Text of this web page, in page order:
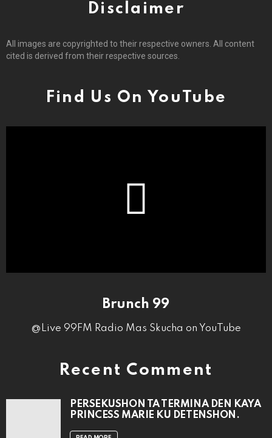
Disclaimer
All images are copyrighted to their respective owners. All content
cited is derived from their respective sources.
Find Us On YouTube
Brunch 99
@Live 99FM Radio Mas Skucha on YouTube
Recent Comment
PERSEKUSHON TA TERMINA DEN KAYA
PRINCESS MARIE KU DETENSHON.